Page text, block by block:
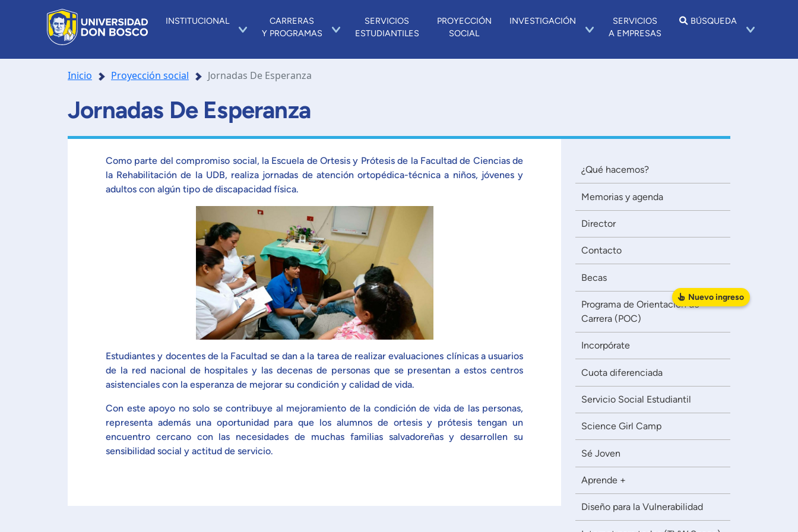
INSTITUCIONAL
CARRERAS
Y PROGRAMAS
SERVICIOS
ESTUDIANTILES
PROYECCIÓN
SOCIAL
INVESTIGACIÓN
SERVICIOS
A EMPRESAS
BÚSQUEDA
Inicio Proyección social Jornadas De Esperanza
Jornadas De Esperanza
Como parte del compromiso social, la Escuela de Ortesis y Prótesis de la Facultad de Ciencias de
la Rehabilitación de la UDB, realiza jornadas de atención ortopédica-técnica a niños, jóvenes y
adultos con algún tipo de discapacidad física.
Estudiantes y docentes de la Facultad se dan a la tarea de realizar evaluaciones clínicas a usuarios
de la red nacional de hospitales y las decenas de personas que se presentan a estos centros
asistenciales con la esperanza de mejorar su condición y calidad de vida.
Con este apoyo no solo se contribuye al mejoramiento de la condición de vida de las personas,
representa además una oportunidad para que los alumnos de ortesis y prótesis tengan un
encuentro cercano con las necesidades de muchas familias salvadoreñas y desarrollen su
sensibilidad social y actitud de servicio.
¿Qué hacemos?
Memorias y agenda
Director
Contacto
Becas
Programa de Orientación de
Carrera (POC)
Incorpórate
Cuota diferenciada
Servicio Social Estudiantil
Science Girl Camp
Sé Joven
Aprende +
Diseño para la Vulnerabilidad
Nuevoingreso